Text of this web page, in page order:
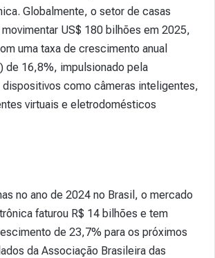
Globalmente, o setor de casas
US$ 180 bilhões em 2025,
uma taxa de crescimento anual
de 16,8%, impulsionado pela
como câmeras inteligentes,
virtuais e eletrodomésticos
no ano de 2024 no Brasil, o mercado
faturou R$ 14 bilhões e tem
de 23,7% para os próximos
da Associação Brasileira das